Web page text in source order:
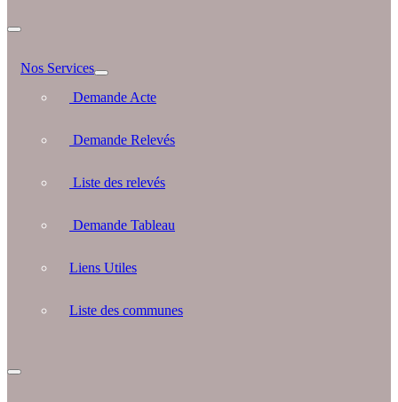
Nos Services
Demande Acte
Demande Relevés
Liste des relevés
Demande Tableau
Liens Utiles
Liste des communes